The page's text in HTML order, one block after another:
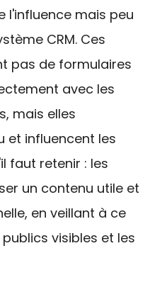
l'influence mais peu
CRM. Ces
pas de formulaires
avec les
mais elles
et influencent les
faut retenir : les
un contenu utile et
, en veillant à ce
visibles et les